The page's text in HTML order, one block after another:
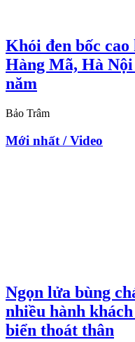
Khói đen bốc
Hàng Mã, Hà
năm
Bảo Trâm
Mới nhất / Video
Ngọn lửa bùng
nhiều hành
biển thoát thân